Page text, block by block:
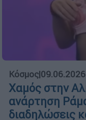
Κόσμος|
Χαμός στην
ανάρτηση
διαδηλώσεις